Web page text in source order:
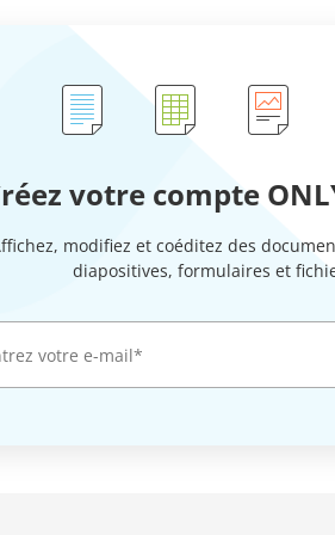
votre compte
modifiez et coéditez des
diapositives, formulaires et